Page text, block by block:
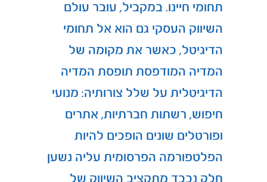
תחומי חיינו. במקביל, עובר עולם
השיווק העסקי גם הוא אל תחומי
הדיגיטל, כאשר את מקומה של
המדיה המודפסת תופסת המדיה
הדיגיטלית על שלל צורותיה: מנועי
חיפוש, רשתות חברתיות, אתרים
ופורטלים שונים הופכים להיות
הפלטפורמה הפרסומית עליה נשען
חלק נכבד מתקציב השיווק של